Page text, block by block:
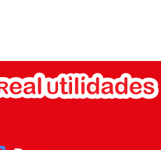
manualmente, é a forma
pura transformada em copo de